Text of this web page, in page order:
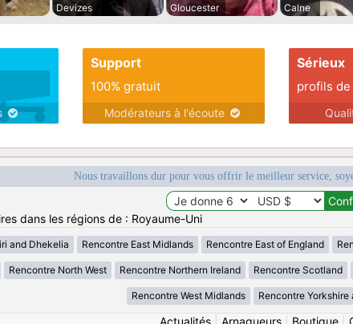
Devizes
Gloucester
Calne
Support
100% gratuit
Modérateurs à l'écoute
Sérieux
profils
Nous travaillons dur pour vous offrir le meilleur service,
dans les régions de : Royaume-Uni
and Dhekelia Rencontre East Midlands Rencontre East of England
Rencontre North West Rencontre Northern Ireland Rencontre Scotland
Rencontre West Midlands Rencontre Yorkshire
Actualités| Arnaqueurs| Boutique|